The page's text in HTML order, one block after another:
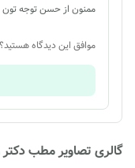
ممنون از حسن توجه تون
موافق این دیدگاه هستید؟
گالری تصاویر مطب